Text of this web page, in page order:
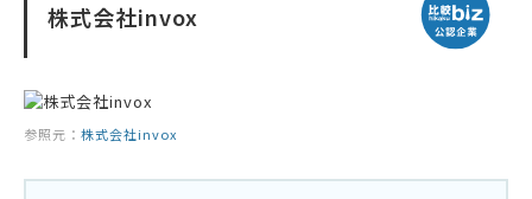
株式会社invox
参照元： 株式会社invox